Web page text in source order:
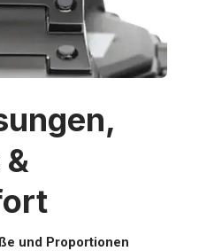
und Proportionen